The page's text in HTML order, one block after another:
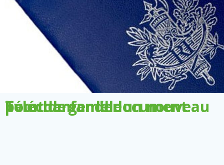
Télécharger le document pour demander un nouveau livret de famille